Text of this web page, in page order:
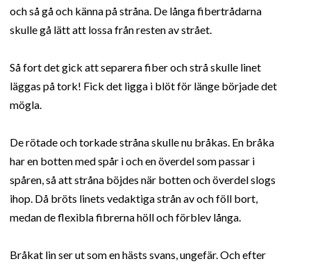
och så gå och känna på stråna. De långa fibertrådarna
skulle gå lätt att lossa från resten av strået.
Så fort det gick att separera fiber och strå skulle linet
läggas på tork! Fick det ligga i blöt för länge började det
mögla.
De rötade och torkade stråna skulle nu bråkas. En bråka
har en botten med spår i och en överdel som passar i
spåren, så att stråna böjdes när botten och överdel slogs
ihop. Då bröts linets vedaktiga strån av och föll bort,
medan de flexibla fibrerna höll och förblev långa.
Bråkat lin ser ut som en hästs svans, ungefär. Och efter